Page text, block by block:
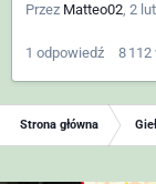
Przez Matteo02, 2
1 odpowiedź 8 112
Strona główna